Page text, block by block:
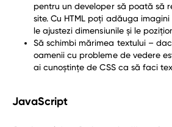
pentru un developer să poată să
site. Cu HTML poți adăuga
le ajustezi dimensiunile și le
Să schimbi mărimea textului –
oamenii cu probleme de vedere
ai cunoștințe de CSS ca să faci
JavaScript